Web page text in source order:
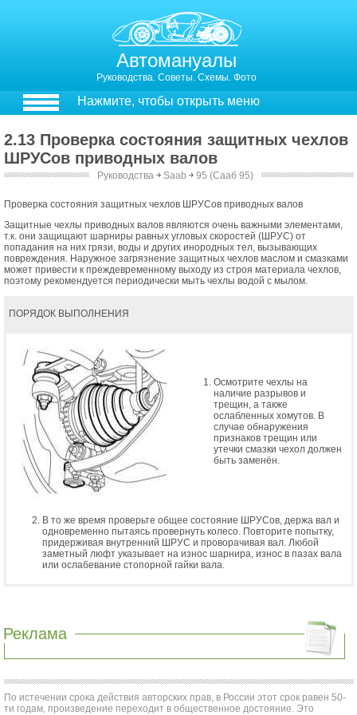
Автомануалы
Руководства. Советы. Схемы. Фото
Нажмите, чтобы открыть меню
2.13 Проверка состояния защитных чехлов
ШРУСов приводных валов
Руководства ￫ Saab ￫ 95 (Сааб 95)
Проверка состояния защитных чехлов ШРУСов приводных валов
Защитные чехлы приводных валов являются очень важными элементами,
т.к. они защищают шарниры равных угловых скоростей (ШРУС) от
попадания на них грязи, воды и других инородных тел, вызывающих
повреждения. Наружное загрязнение защитных чехлов маслом и смазками
может привести к преждевременному выходу из строя материала чехлов,
поэтому рекомендуется периодически мыть чехлы водой с мылом.
ПОРЯДОК ВЫПОЛНЕНИЯ
Осмотрите чехлы на
наличие разрывов и
трещин, а также
ослабленных хомутов. В
случае обнаружения
признаков трещин или
утечки смазки чехол должен
быть заменён.
В то же время проверьте общее состояние ШРУСов, держа вал и
одновременно пытаясь провернуть колесо. Повторите попытку,
придерживая внутренний ШРУС и проворачивая вал. Любой
заметный люфт указывает на износ шарнира, износ в пазах вала
или ослабевание стопорной гайки вала.
Реклама
По истечении срока действия авторских прав, в России этот срок равен 50-
ти годам, произведение переходит в общественное достояние. Это